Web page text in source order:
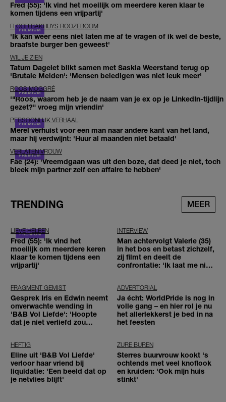
Fred (55): 'Ik vind het moeilijk om meerdere keren klaar te
komen tijdens een vrijpartij'
FLOOR BAKHUYS ROOZEBOOM
'Ik kan weer eens niet laten me af te vragen of ik wel de beste,
braafste burger ben geweest'
WIL JE ZIEN
Tatum Dagelet blikt samen met Saskia Weerstand terug op
'Brutale Meiden': 'Mensen beledigen was niet leuk meer'
ROOS MOGGRÉ
'"Roos, waarom heb je de naam van je ex op je LinkedIn-tijdlijn
gezet?" vroeg mijn vriendin'
PERSOONLIJK VERHAAL
Merel verhuist voor een man naar andere kant van het land,
maar hij verdwijnt: 'Huur al maanden niet betaald'
VERLATEN VROUW
Fae (24): 'Vreemdgaan was uit den boze, dat deed je niet, toch
bleek mijn partner zelf een affaire te hebben'
TRENDING MEER
LIEVE HELEEN
Fred (55): 'Ik vind het
moeilijk om meerdere keren
klaar te komen tijdens een
vrijpartij'
INTERVIEW
Man achtervolgt Valerie (35)
in het bos en betast zichzelf,
zij filmt en deelt de
confrontatie: 'Ik laat me niet
FRAGMENT GEMIST
Gesprek Iris en Edwin neemt
onverwachte wending in
'B&B Vol Liefde': 'Hoopte
dat je niet verliefd zou
ADVERTORIAL
Ja écht: WorldPride is nog in
volle gang – en hier rol je nu
het allerlekkerst je bed in na
het feesten
HEFTIG
Eline uit 'B&B Vol Liefde'
verloor haar vriend bij
liquidatie: 'Een beeld dat op
je netvlies blijft'
ZURE BUREN
Sterres buurvrouw kookt 's
ochtends met veel knoflook
en kruiden: 'Ook mijn huis
stinkt'